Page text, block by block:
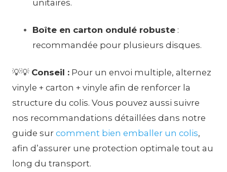
unitaires.
Boîte en carton ondulé robuste :
recommandée pour plusieurs disques.
💡💡 Conseil : Pour un envoi multiple, alternez
vinyle + carton + vinyle afin de renforcer la
structure du colis. Vous pouvez aussi suivre
nos recommandations détaillées dans notre
guide sur comment bien emballer un colis,
afin d’assurer une protection optimale tout au
long du transport.